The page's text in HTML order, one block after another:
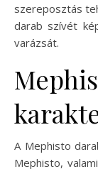
szereposztás
darab szívét
varázsát.
A Mephisto
Mephisto,